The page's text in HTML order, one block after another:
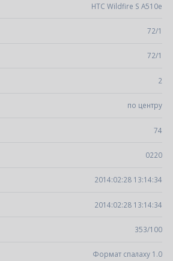
HTC Wildfire S A510e
72/1
72/1
2
по центру
74
0220
2014:02:28 13:14:34
2014:02:28 13:14:34
353/100
Формат спалаху 1.0